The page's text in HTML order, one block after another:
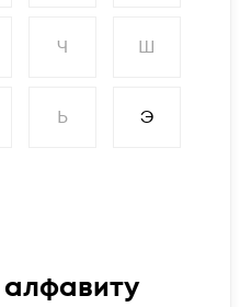
Ч Ш
Ь Э